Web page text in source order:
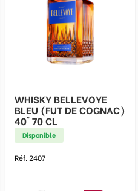
WHISKY BELLEVOYE
BLEU (FUT DE COGNAC)
40° 70 CL
Disponible
Réf. 2407